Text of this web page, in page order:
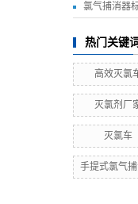
氯气捕消器
热门关键词
高效灭氯
灭氯剂厂
灭氯车
手提式氯气